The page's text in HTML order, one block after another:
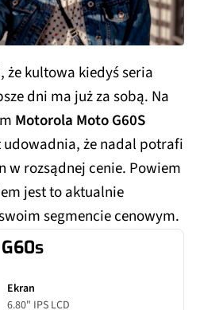
że kultowa kiedyś seria
dni ma już za sobą. Na
Motorola Moto G60S
że nadal potrafi
w rozsądnej cenie. Powiem
jest to aktualnie
segmencie cenowym.
Ekran
6.80" IPS LCD